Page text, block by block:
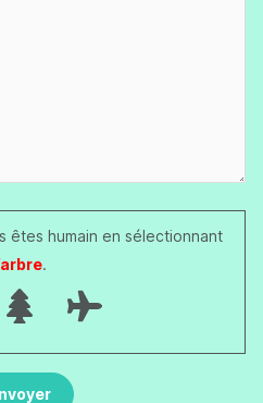
êtes humain en sélectionnant
.